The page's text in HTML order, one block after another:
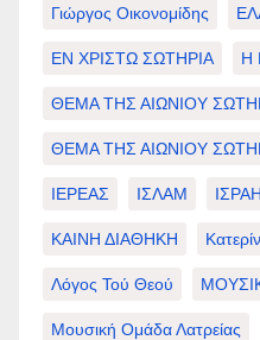
Γιώργος Οικονομίδης
ΕΝ ΧΡΙΣΤΩ ΣΩΤΗΡΙΑ Η
ΘΕΜΑ ΤΗΣ ΑΙΩΝΙΟΥ
ΘΕΜΑ ΤΗΣ ΑΙΩΝΙΟΥ
ΙΕΡΕΑΣ ΙΣΛΑΜ
ΚΑΙΝΗ ΔΙΑΘΗΚΗ
Λόγος Τού Θεού
Μουσική Ομάδα Λατρείας